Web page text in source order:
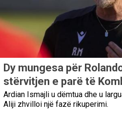
Dy mungesa për
stërvitjen e parë të
Ardian Ismajli u dëmtua dhe u
Aliji zhvilloi një fazë rikuperimi.